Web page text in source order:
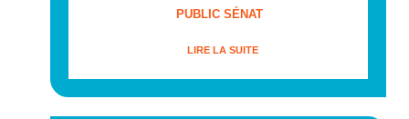
PUBLIC SÉNAT
LIRE LA SUITE